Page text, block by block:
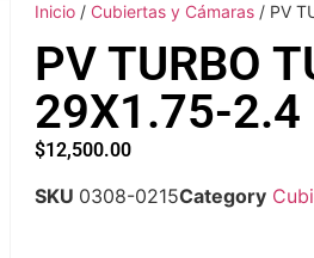
Inicio / Cubiertas y Cámaras / PV
PV TURBO
29X1.75-2.4
$12,500.00
SKU 0308-0215Category